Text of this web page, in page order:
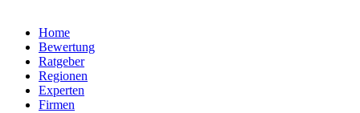
Home
Bewertung
Ratgeber
Regionen
Experten
Firmen